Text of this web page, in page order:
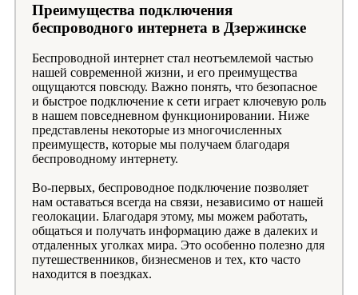
Преимущества подключения
беспроводного интернета в Дзержинске
Беспроводной интернет стал неотъемлемой частью
нашей современной жизни, и его преимущества
ощущаются повсюду. Важно понять, что безопасное
и быстрое подключение к сети играет ключевую роль
в нашем повседневном функционировании. Ниже
представлены некоторые из многочисленных
преимуществ, которые мы получаем благодаря
беспроводному интернету.
Во-первых, беспроводное подключение позволяет
нам оставаться всегда на связи, независимо от нашей
геолокации. Благодаря этому, мы можем работать,
общаться и получать информацию даже в далеких и
отдаленных уголках мира. Это особенно полезно для
путешественников, бизнесменов и тех, кто часто
находится в поездках.